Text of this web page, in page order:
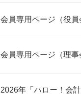
会員専用ページ（役員
会員専用ページ（理事
2026年「ハロー！会